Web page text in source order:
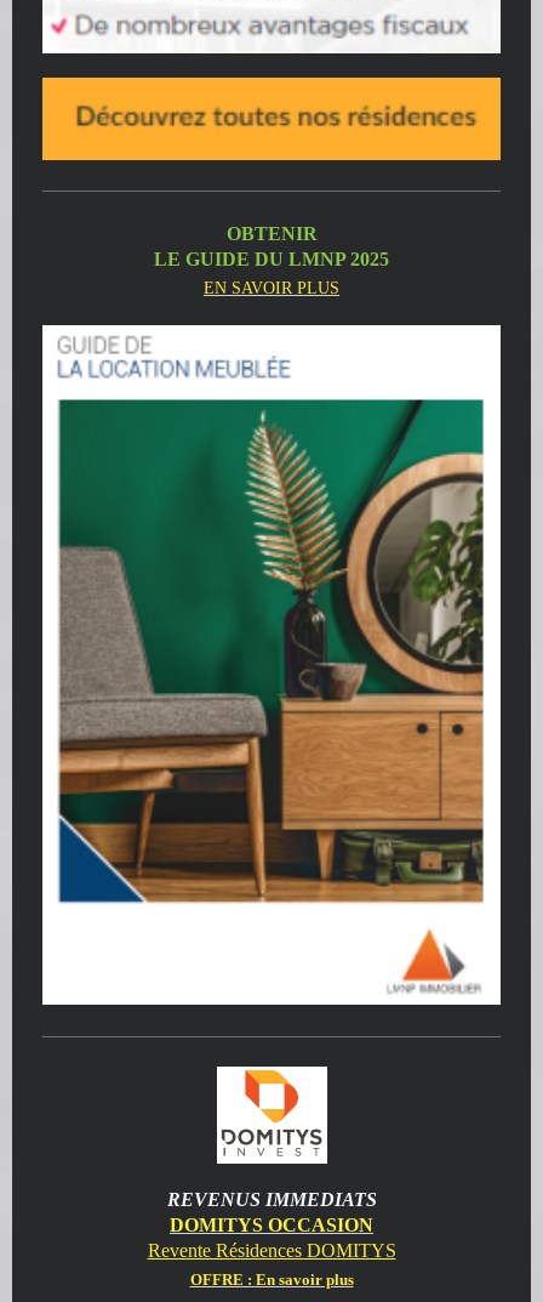
OBTENIR
LE GUIDE DU LMNP 2025
EN SAVOIR PLUS
REVENUS IMMEDIATS
DOMITYS OCCASION
Revente Résidences DOMITYS
OFFRE : En savoir plus